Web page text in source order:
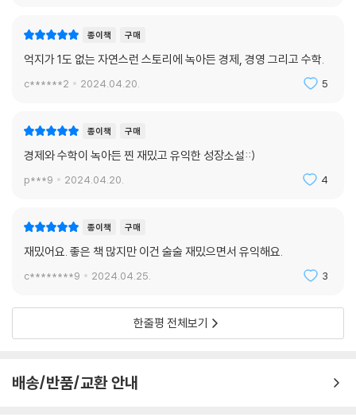
요인까지 확인한다. 5총사는 K-김밥의 인기를 확인하면서 수출 전략과 해
을 알고 대체제인 유부를 사용하며 시장 상황에 탄력적으로 대응한다. 가
수요를 예측하고, 생산량을 판단하기 위해 이들은 달러와 원화를 통해 환
움직이며, 수입을 통해 환율에 담긴 세계 경제의 흐름도 볼 수 있다. 마지막
이 많이 팔리면 생산시설을 늘려도 될지, 생산량이 두 배로 늘어나면 비용
도 두 배가 될지 알쏭달쏭한 청소년들을 위해 가변비용과 고정비용으로 생
수학적 계산을 이야기한다.
읽으면서 체험해볼 수 있는
청소년들의 경영법!
이 책의 가장 큰 장점은 스토리텔링이다. 청소년들은 무지개 중학교 편의
점 5총사의 이야기를 읽으며 만약 나라면 어떤 선택을 할지 고민하게 된
를 해결한다. 경제수학이 어떤 내용인지 궁금한 독자들에게 이 책은 경제
수학의 틀과 기본 개념을 익힐 수 있도록 도와주며, 독자가 직접 편의점을
종이책 구매
억지가 1도 없는 자연스런 스토리에 녹아든 경제, 경영 그리고 수학.
c******2 2024.04.20. 5
종이책 구매
경제와 수학이 녹아든 찐 재밌고 유익한 성장소설::)
p***9 2024.04.20. 4
종이책 구매
재밌어요. 좋은 책 많지만 이건 술술 재밌으면서 유익해요.
c********9 2024.04.25. 3
한줄평 전체보기
배송/반품/교환 안내